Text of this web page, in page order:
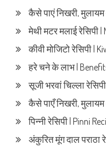
कैसे पाएं निखरी,
मेथी मटर मलाई रेसिपी
कीवी मोजिटो रेसिपी |
हरे चने के लाभ |
सूजी भरवां चिल्ला
कैसे पाएँ निखरी,
पिन्नी रेसिपी | Pinni
अंकुरित मूंग दाल पराठा